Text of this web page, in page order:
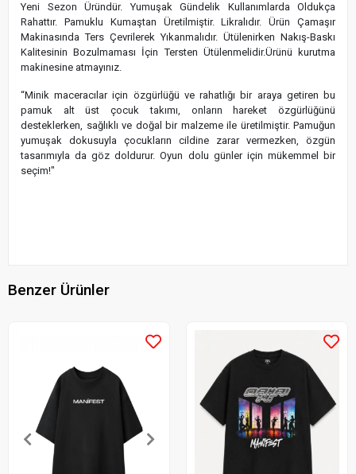
Yeni Sezon Üründür. Yumuşak Gündelik Kullanımlarda Oldukça
Rahattır. Pamuklu Kumaştan Üretilmiştir. Likralıdır. Ürün Çamaşır
Makinasında Ters Çevrilerek Yıkanmalıdır. Ütülenirken Nakış-Baskı
Kalitesinin Bozulmaması İçin Tersten Ütülenmelidir.Ürünü kurutma
makinesine atmayınız.
“Minik maceracılar için özgürlüğü ve rahatlığı bir araya getiren bu
pamuk alt üst çocuk takımı, onların hareket özgürlüğünü
desteklerken, sağlıklı ve doğal bir malzeme ile üretilmiştir. Pamuğun
yumuşak dokusuyla çocukların cildine zarar vermezken, özgün
tasarımıyla da göz doldurur. Oyun dolu günler için mükemmel bir
seçim!"
Benzer Ürünler